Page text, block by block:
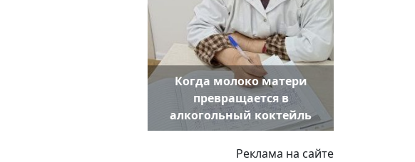
Когда молоко матери
превращается в
алкогольный коктейль
Реклама на сайте